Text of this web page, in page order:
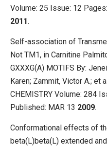
Volume: 25 Issue: 12
2011.
Self-association of
Not TM1, in Carnitine
GXXXG(A) MOTIFS By:
Karen; Zammit, Victor A.; et
CHEMISTRY Volume: 284
Published: MAR 13 2009.
Conformational effects of
beta(L)beta(L) extended